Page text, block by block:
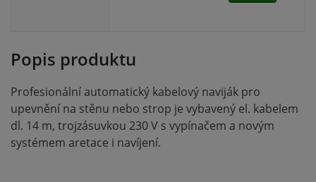
Popis produktu
Profesionální automatický kabelový naviják pro
upevnění na stěnu nebo strop je vybavený el. kabelem
dl. 14 m, trojzásuvkou 230 V s vypínačem a novým
systémem aretace i navíjení.